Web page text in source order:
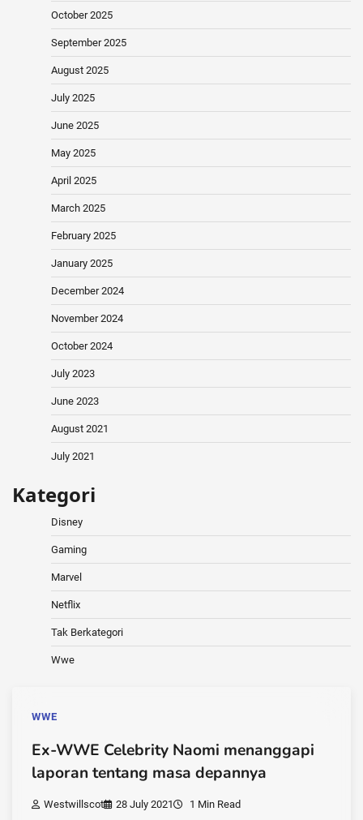
October 2025
September 2025
August 2025
July 2025
June 2025
May 2025
April 2025
March 2025
February 2025
January 2025
December 2024
November 2024
October 2024
July 2023
June 2023
August 2021
July 2021
Kategori
Disney
Gaming
Marvel
Netflix
Tak Berkategori
Wwe
WWE
Ex-WWE Celebrity Naomi menanggapi
laporan tentang masa depannya
Westwillscot 28 July 2021 1 Min Read